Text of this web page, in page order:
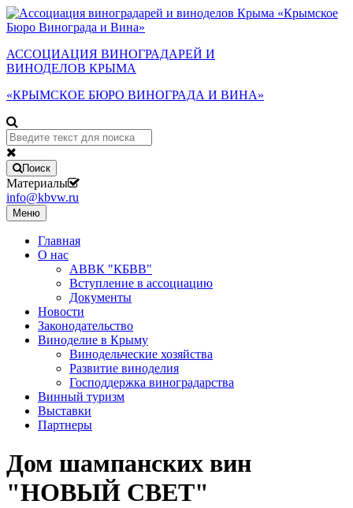
АССОЦИАЦИЯ ВИНОГРАДАРЕЙ И
ВИНОДЕЛОВ КРЫМА
«КРЫМСКОЕ БЮРО ВИНОГРАДА И ВИНА»
Поиск
Материалы
info@kbvw.ru
Меню
Главная
О нас
АВВК "КБВВ"
Вступление в ассоциацию
Документы
Новости
Законодательство
Виноделие в Крыму
Винодельческие хозяйства
Развитие виноделия
Господдержка виноградарства
Винный туризм
Выставки
Партнеры
Дом шампанских вин
"НОВЫЙ СВЕТ"